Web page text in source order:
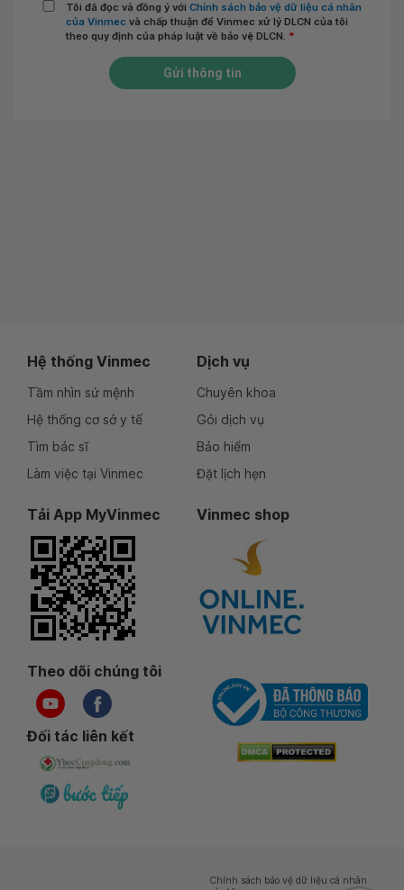
Tôi đã đọc và đồng ý với Chính sách bảo vệ dữ liệu cá nhân
của Vinmec và chấp thuận để Vinmec xử lý DLCN của tôi
theo quy định của pháp luật về bảo vệ DLCN. *
Gửi thông tin
Hệ thống Vinmec
Tầm nhìn sứ mệnh
Hệ thống cơ sở y tế
Tìm bác sĩ
Làm việc tại Vinmec
Dịch vụ
Chuyên khoa
Gói dịch vụ
Bảo hiểm
Đặt lịch hẹn
Tải App MyVinmec Vinmec shop
Theo dõi chúng tôi
Đối tác liên kết
Chính sách bảo vệ dữ liệu cá nhân